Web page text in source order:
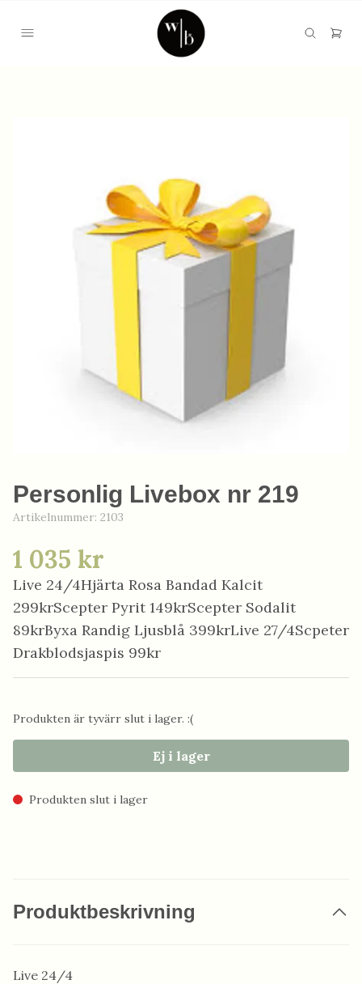
Personlig Livebox nr 219
Artikelnummer: 2103
1 035 kr
Live 24/4Hjärta Rosa Bandad Kalcit
299krScepter Pyrit 149krScepter Sodalit
89krByxa Randig Ljusblå 399krLive 27/4Scpeter
Drakblodsjaspis 99kr
Produkten är tyvärr slut i lager. :(
Ej i lager
Produkten slut i lager
Produktbeskrivning
Live 24/4